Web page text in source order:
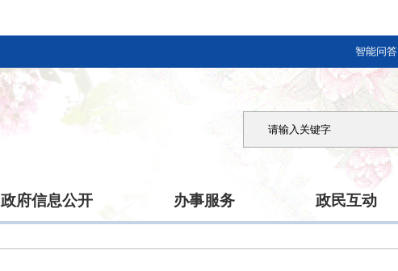
智能问答
政府信息公开 办事服务 政民互动